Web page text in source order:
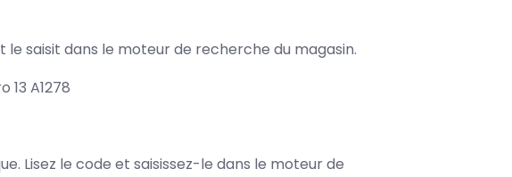
saisit dans le moteur de recherche du magasin.
13 A1278
Lisez le code et saisissez-le dans le moteur de